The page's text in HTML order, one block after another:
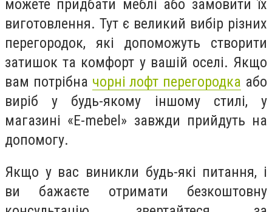
можете придбати меблі або замовити їх
виготовлення. Тут є великий вибір різних
перегородок, які допоможуть створити
затишок та комфорт у вашій оселі. Якщо
вам потрібна чорні лофт перегородка або
виріб у будь-якому іншому стилі, у
магазині «E-mebel» завжди прийдуть на
допомогу.
Якщо у вас виникли будь-які питання, і
ви бажаєте отримати безкоштовну